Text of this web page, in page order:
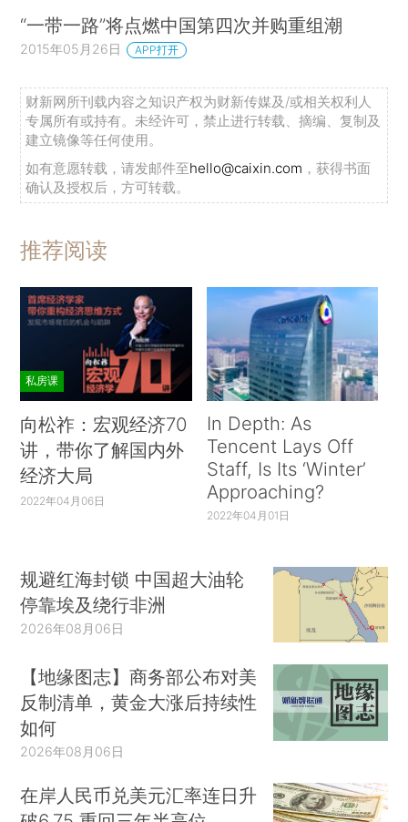
“一带一路”将点燃中国第四次并购重组潮
2015年05月26日 APP打开
财新网所刊载内容之知识产权为财新传媒及/或相关权利人
专属所有或持有。未经许可，禁止进行转载、摘编、复制及
建立镜像等任何使用。
如有意愿转载，请发邮件至hello@caixin.com ，获得书面
确认及授权后，方可转载。
推荐阅读
私房课
向松祚：宏观经济70
讲，带你了解国内外
经济大局
2022年04月06日
In Depth: As
Tencent Lays Off
Staff, Is Its ‘Winter’
Approaching?
2022年04月01日
规避红海封锁 中国超大油轮
停靠埃及绕行非洲
2026年08月06日
【地缘图志】商务部公布对美
反制清单，黄金大涨后持续性
如何
2026年08月06日
在岸人民币兑美元汇率连日升